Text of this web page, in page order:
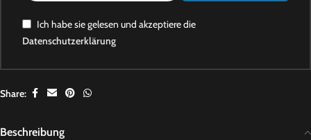
Ich habe sie gelesen und akzeptiere die
Datenschutzerklärung
Share:
Beschreibung